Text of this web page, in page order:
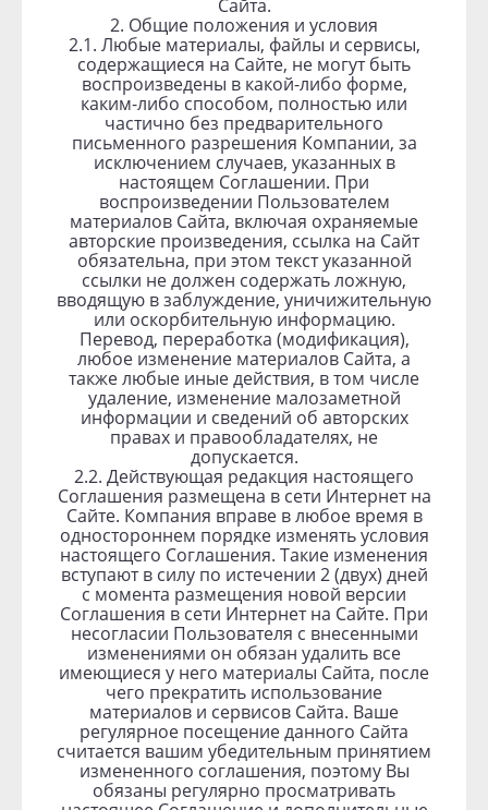
Сайта.
2. Общие положения и условия
2.1. Любые материалы, файлы и сервисы,
содержащиеся на Сайте, не могут быть
воспроизведены в какой-либо форме,
каким-либо способом, полностью или
частично без предварительного
письменного разрешения Компании, за
исключением случаев, указанных в
настоящем Соглашении. При
воспроизведении Пользователем
материалов Сайта, включая охраняемые
авторские произведения, ссылка на Сайт
обязательна, при этом текст указанной
ссылки не должен содержать ложную,
вводящую в заблуждение, уничижительную
или оскорбительную информацию.
Перевод, переработка (модификация),
любое изменение материалов Сайта, а
также любые иные действия, в том числе
удаление, изменение малозаметной
информации и сведений об авторских
правах и правообладателях, не
допускается.
2.2. Действующая редакция настоящего
Соглашения размещена в сети Интернет на
Сайте. Компания вправе в любое время в
одностороннем порядке изменять условия
настоящего Соглашения. Такие изменения
вступают в силу по истечении 2 (двух) дней
с момента размещения новой версии
Соглашения в сети Интернет на Сайте. При
несогласии Пользователя с внесенными
изменениями он обязан удалить все
имеющиеся у него материалы Сайта, после
чего прекратить использование
материалов и сервисов Сайта. Ваше
регулярное посещение данного Сайта
считается вашим убедительным принятием
измененного соглашения, поэтому Вы
обязаны регулярно просматривать